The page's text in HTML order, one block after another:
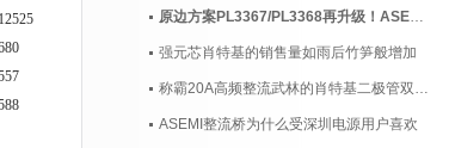
原边方案PL3367/PL3368再升级！ASEMI替换DP2525E的两个“高招
强元芯肖特基的销售量如雨后竹笋般增加
称霸20A高频整流武林的肖特基二极管双雄——MBR20200CT和
ASEMI整流桥为什么受深圳电源用户喜欢